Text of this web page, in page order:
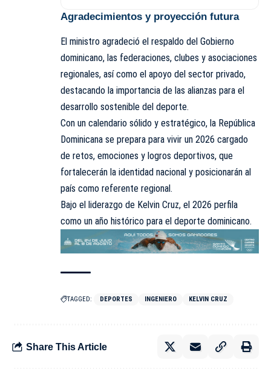
Agradecimientos y proyección futura
El ministro agradeció el respaldo del Gobierno
dominicano, las federaciones, clubes y asociaciones
regionales, así como el apoyo del sector privado,
destacando la importancia de las alianzas para el
desarrollo sostenible del deporte.
Con un calendario sólido y estratégico, la República
Dominicana se prepara para vivir un 2026 cargado
de retos, emociones y logros deportivos, que
fortalecerán la identidad nacional y posicionarán al
país como referente regional.
Bajo el liderazgo de Kelvin Cruz, el 2026 perfila
como un año histórico para el deporte dominicano.
TAGGED: DEPORTES INGENIERO KELVIN CRUZ
Share This Article